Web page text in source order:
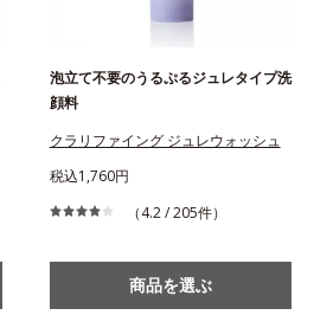
泡立て不要のうるぷるジュレタイプ洗
顔料
クラリファイング ジュレウォッシュ
税込1,760円
（4.2 / 205件）
商品を選ぶ